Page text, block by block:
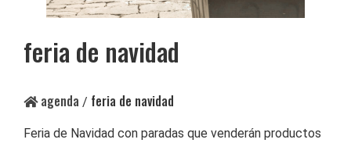
feria de navidad
agenda / feria de navidad
Feria de Navidad con paradas que venderán productos